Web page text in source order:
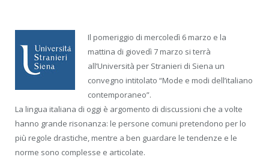
Il pomeriggio di mercoledì 6 marzo e la
mattina di giovedì 7 marzo si terrà
all’Università per Stranieri di Siena un
convegno intitolato “Mode e modi dell’italiano
contemporaneo”.
La lingua italiana di oggi è argomento di discussioni che a volte
hanno grande risonanza: le persone comuni pretendono per lo
più regole drastiche, mentre a ben guardare le tendenze e le
norme sono complesse e articolate.